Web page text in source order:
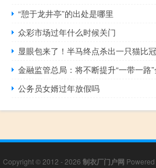
“憩于龙井亭”的出处是哪里
众彩市场过年什么时候关门
金融监管总局：将不断提升“一带一路
公务员女婿过年放假吗
Copyright © 2012 - 2026 制衣厂门户网